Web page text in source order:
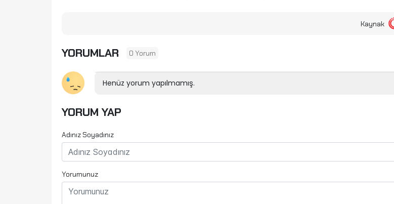
Kaynak
YORUMLAR 0 Yorum
Henüz yorum yapılmamış.
YORUM YAP
Adınız Soyadınız
Yorumunuz